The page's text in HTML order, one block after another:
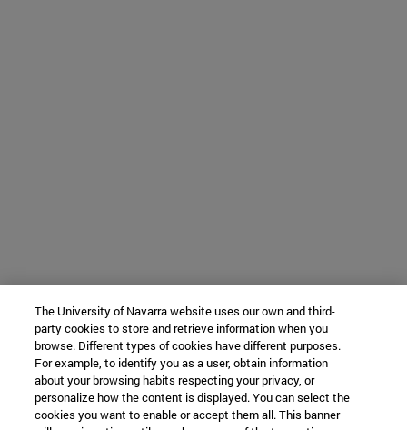
The University of Navarra website uses our own and third-
party cookies to store and retrieve information when you
browse. Different types of cookies have different purposes.
For example, to identify you as a user, obtain information
about your browsing habits respecting your privacy, or
personalize how the content is displayed. You can select the
cookies you want to enable or accept them all. This banner